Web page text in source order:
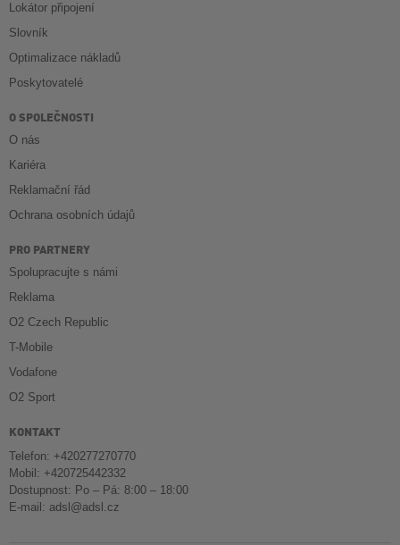
Lokátor připojení
Slovník
Optimalizace nákladů
Poskytovatelé
O SPOLEČNOSTI
O nás
Kariéra
Reklamační řád
Ochrana osobních údajů
PRO PARTNERY
Spolupracujte s námi
Reklama
O2 Czech Republic
T-Mobile
Vodafone
O2 Sport
KONTAKT
Telefon: +420277270770
Mobil: +420725442332
Dostupnost: Po – Pá: 8:00 – 18:00
E-mail: adsl@adsl.cz